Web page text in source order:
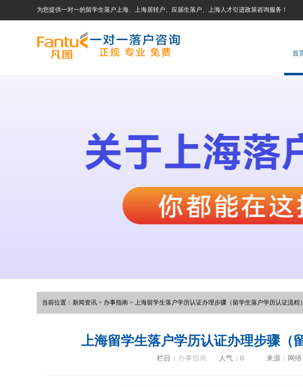
为您提供一对一的留学生落户上海、上海居转户、应届生落户、上海人才引进政策咨询服务！
首
当前位置： 新闻资讯 > 办事指南 > 上海留学生落户学历认证办理步骤（留学生落户学历认证流程）
上海留学生落户学历认证办理步骤（
栏目： 办事指南 人气： 0 来源：网络